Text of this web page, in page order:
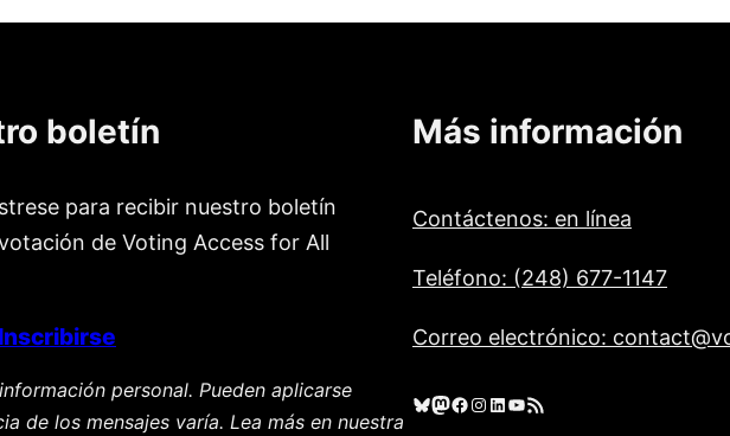
boletín
para recibir nuestro boletín
de Voting Access for All
Inscribirse
personal. Pueden aplicarse
de los mensajes varía. Lea más en nuestra
Más información
Contáctenos: en línea
Teléfono: (248) 677-1147
Correo electrónico:
Cielo azul Mastodonte Facebook Instagram LinkedIn YouTube Feed RSS